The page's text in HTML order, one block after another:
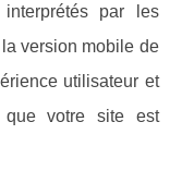
par les
version mobile de
utilisateur et
que votre site est